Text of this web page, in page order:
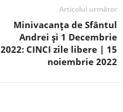
Articolul următor
Minivacanța de Sfântul
Andrei și 1 Decembrie
2022: CINCI zile libere | 15
noiembrie 2022